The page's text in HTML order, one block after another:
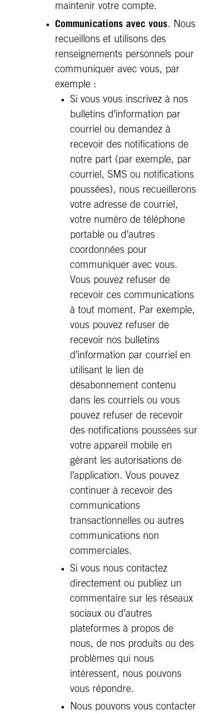
maintenir votre compte.
Communications avec vous. Nous
recueillons et utilisons des
renseignements personnels pour
communiquer avec vous, par
exemple :
Si vous vous inscrivez à nos
bulletins d’information par
courriel ou demandez à
recevoir des notifications de
notre part (par exemple, par
courriel, SMS ou notifications
poussées), nous recueillerons
votre adresse de courriel,
votre numéro de téléphone
portable ou d’autres
coordonnées pour
communiquer avec vous.
Vous pouvez refuser de
recevoir ces communications
à tout moment. Par exemple,
vous pouvez refuser de
recevoir nos bulletins
d’information par courriel en
utilisant le lien de
désabonnement contenu
dans les courriels ou vous
pouvez refuser de recevoir
des notifications poussées sur
votre appareil mobile en
gérant les autorisations de
l’application. Vous pouvez
continuer à recevoir des
communications
transactionnelles ou autres
communications non
commerciales.
Si vous nous contactez
directement ou publiez un
commentaire sur les réseaux
sociaux ou d’autres
plateformes à propos de
nous, de nos produits ou des
problèmes qui nous
intéressent, nous pouvons
vous répondre.
Nous pouvons vous contacter